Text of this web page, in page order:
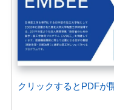
クリックするとPDFが